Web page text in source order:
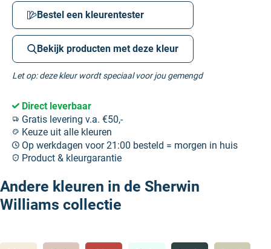
Bestel een kleurentester
Bekijk producten met deze kleur
Let op: deze kleur wordt speciaal voor jou gemengd
Direct leverbaar
Gratis levering v.a. €50,-
Keuze uit alle kleuren
Op werkdagen voor 21:00 besteld = morgen in huis
Product & kleurgarantie
Andere kleuren in de Sherwin
Williams collectie